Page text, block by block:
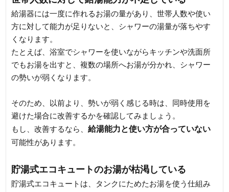
給湯器には一度に作れるお湯の量があり、世帯人数や使い
方に対して能力が足りないと、シャワーの湯量が落ちやす
くなります。
たとえば、浴室でシャワーを使いながらキッチンや洗面所
でもお湯を出すと、複数の場所へお湯が分かれ、シャワー
の勢いが弱くなります。
そのため、以前より、勢いが弱く感じる時は、同時使用を
避けた場合に改善するかを確認してみましょう。
もし、改善するなら、給湯能力と使い方が合っていない
可能性があります。
貯湯式エコキュートのお湯が枯渇している
貯湯式エコキュートは、タンクにためたお湯を使う仕組み